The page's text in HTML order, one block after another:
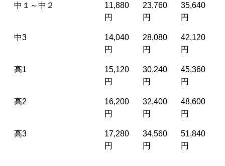
中１～中２
11,880
円
23,760
円
35,640
円
中3
14,040
円
28,080
円
42,120
円
高1
15,120
円
30,240
円
45,360
円
高2
16,200
円
32,400
円
48,600
円
高3
17,280
円
34,560
円
51,840
円